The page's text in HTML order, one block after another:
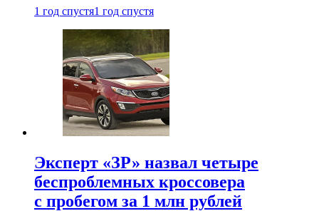
1 год спустя1 год спустя
Эксперт «ЗР» назвал четыре
беспроблемных кроссовера
с пробегом за 1 млн рублей